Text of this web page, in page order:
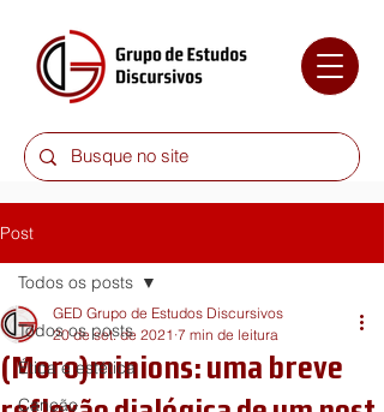
Post
Todos os posts
Ética e estética
Canção
Todos os posts
(Moro)minions: uma breve
GED Grupo de Estudos Discursivos
20 de set. de 2021 7 min de leitura